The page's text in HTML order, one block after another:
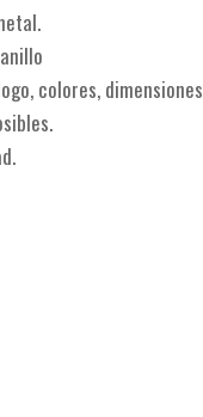
colores, dimensiones